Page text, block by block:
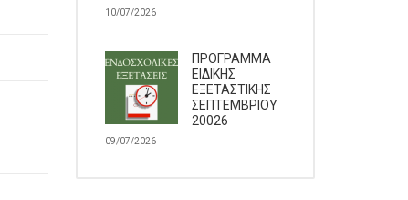
10/07/2026
ΠΡΟΓΡΑΜΜΑ
ΕΙΔΙΚΗΣ
ΕΞΕΤΑΣΤΙΚΗΣ
ΣΕΠΤΕΜΒΡΙΟΥ
20026
09/07/2026